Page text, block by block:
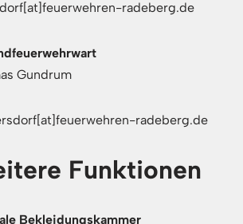
radeberg.de
Gundrum
radeberg.de
Funktionen
Bekleidungskammer